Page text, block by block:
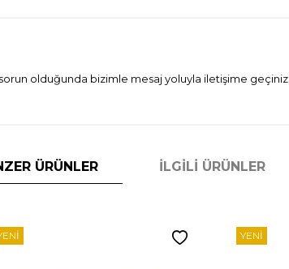
olduğunda bizimle mesaj yoluyla iletişime geçiniz.
ÜRÜNLER İLGILI ÜRÜNLER
YENI